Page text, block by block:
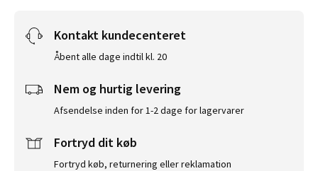
Kontakt kundecenteret
Åbent alle dage indtil kl. 20
Nem og hurtig levering
Afsendelse inden for 1-2 dage for lagervarer
Fortryd dit køb
Fortryd køb, returnering eller reklamation